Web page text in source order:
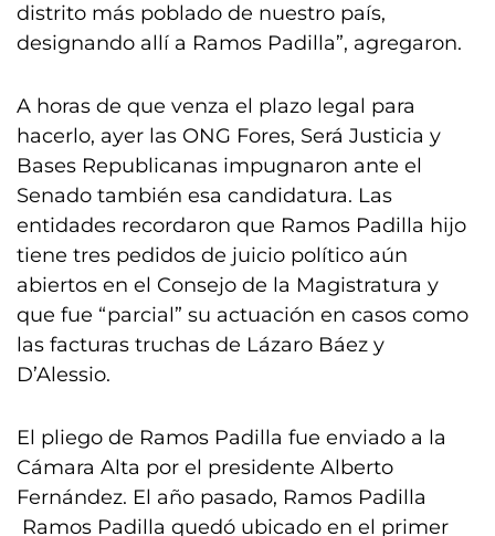
distrito más poblado de nuestro país,
designando allí a Ramos Padilla”, agregaron.
A horas de que venza el plazo legal para
hacerlo, ayer las ONG Fores, Será Justicia y
Bases Republicanas impugnaron ante el
Senado también esa candidatura. Las
entidades recordaron que Ramos Padilla hijo
tiene tres pedidos de juicio político aún
abiertos en el Consejo de la Magistratura y
que fue “parcial” su actuación en casos como
las facturas truchas de Lázaro Báez y
D’Alessio.
El pliego de Ramos Padilla fue enviado a la
Cámara Alta por el presidente Alberto
Fernández. El año pasado, Ramos Padilla
Ramos Padilla quedó ubicado en el primer